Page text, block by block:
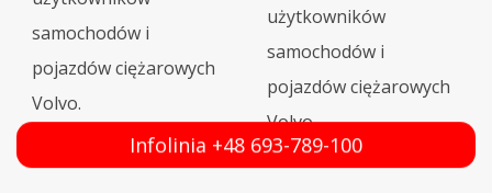
Infolinia +48 693-789-100
samochodów i
pojazdów ciężarowych
Volvo.
użytkowników
samochodów i
pojazdów ciężarowych
Volvo.